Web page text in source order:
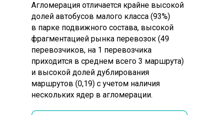
Агломерация отличается крайне высокой
долей автобусов малого класса (93%)
в парке подвижного состава, высокой
фрагментацией рынка перевозок (49
перевозчиков, на 1 перевозчика
приходится в среднем всего 3 маршрута)
и высокой долей дублирования
маршрутов (0,19) с учетом наличия
нескольких ядер в агломерации.